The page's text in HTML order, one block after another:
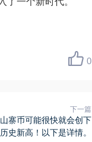
0
下一篇
寨币可能很快就会创下
历史新高！以下是详情。